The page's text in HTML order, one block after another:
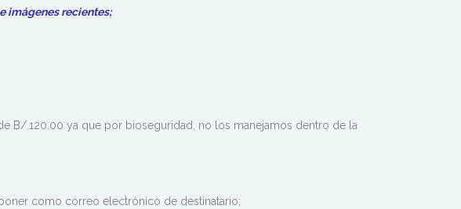
imágenes recientes;
B/.120. 00 ya que por bioseguridad, no los manejamos dentro de la
como correo electrónico de destinatario;